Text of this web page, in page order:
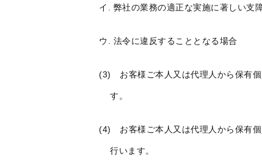
イ. 弊社の業務の適正な実施に著しい支
ウ. 法令に違反することとなる場合
(3) お客様ご本人又は代理人から保有個
す。
(4) お客様ご本人又は代理人から保有個
行います。